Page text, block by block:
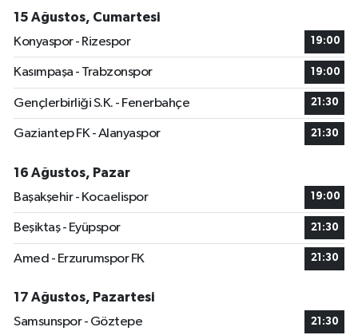
15 Ağustos, Cumartesi
Konyaspor - Rizespor
19:00
Kasımpaşa - Trabzonspor 19:00
Gençlerbirliği S.K. - Fenerbahçe 21:30
Gaziantep FK - Alanyaspor 21:30
16 Ağustos, Pazar
Başakşehir - Kocaelispor
19:00
Beşiktaş - Eyüpspor 21:30
Amed - Erzurumspor FK 21:30
17 Ağustos, Pazartesi
Samsunspor - Göztepe
21:30